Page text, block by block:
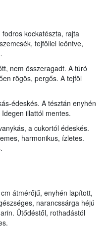
kockatészta, rajta
tejföllel leöntve,
nem összeragadt. A túró
rögös, pergős. A tejföl
édeskés. A tésztán enyhén
illattól mentes.
a cukortól édeskés.
harmonikus, ízletes.
átmérőjű, enyhén lapított,
narancssárga héjú
Ütődéstől, rothadástól